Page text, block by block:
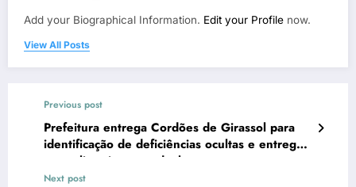
Add your Biographical Information. Edit your Profile now.
View All Posts
Previous post
Prefeitura entrega Cordões de Girassol para
identificação de deficiências ocultas e entrega
passe livre interestadual
Next post